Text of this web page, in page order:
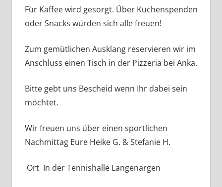
Für Kaffee wird gesorgt. Über Kuchenspenden
oder Snacks würden sich alle freuen!
Zum gemütlichen Ausklang reservieren wir im
Anschluss einen Tisch in der Pizzeria bei Anka.
Bitte gebt uns Bescheid wenn Ihr dabei sein
möchtet.
Wir freuen uns über einen sportlichen
Nachmittag Eure Heike G. & Stefanie H.
Ort In der Tennishalle Langenargen